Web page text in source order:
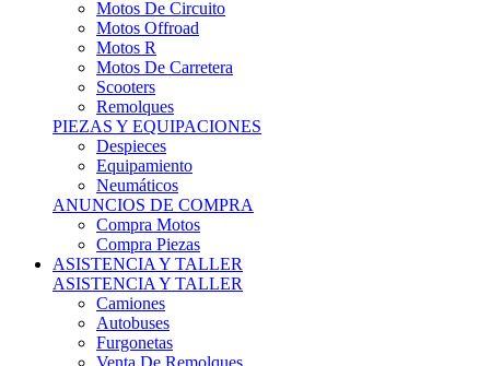
Motos R
Motos De Carretera
Scooters
Remolques
PIEZAS Y EQUIPACIONES
Despieces
Equipamiento
Neumáticos
ANUNCIOS DE COMPRA
Compra Motos
Compra Piezas
ASISTENCIA Y TALLER
ASISTENCIA Y TALLER
Camiones
Autobuses
Furgonetas
Venta De Remolques
Alquiler De Remolques O Furgones